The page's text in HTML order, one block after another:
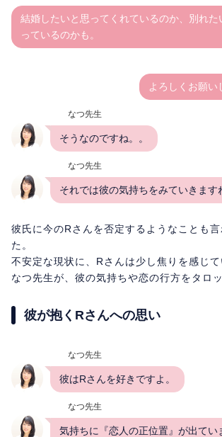
結婚したいと思ってくれているのか、別れた
っているのかも。
よろしくお願い
なつ先生
そうなのですね。。
なつ先生
それでは彼の気持ちをみていきます
彼氏に今のRさんを否定するようなことも
た。
不安定な現状に、Rさんは少し焦りを感じて
なつ先生が、彼の気持ちや恋の行方をタロ
彼が抱くRさんへの思い
なつ先生
彼はRさんを好きですよ。
なつ先生
気持ちに『恋人の正位置』が出てい